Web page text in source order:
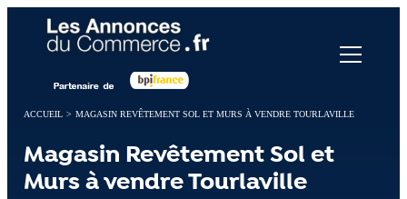
ACCUEIL > MAGASIN REVÊTEMENT SOL ET MURS À VENDRE TOURLAVILLE
Magasin Revêtement Sol et
Murs à vendre Tourlaville
Panneau de gestion des cookies